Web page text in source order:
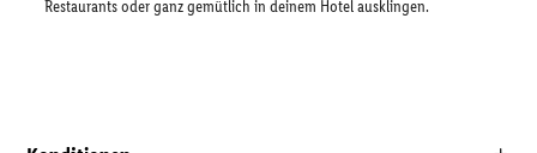
Restaurants oder ganz gemütlich in deinem Hotel ausklingen.